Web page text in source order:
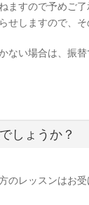
ますので予めご了
せしますので、
ない場合は、振
しょうか？
のレッスンはお受